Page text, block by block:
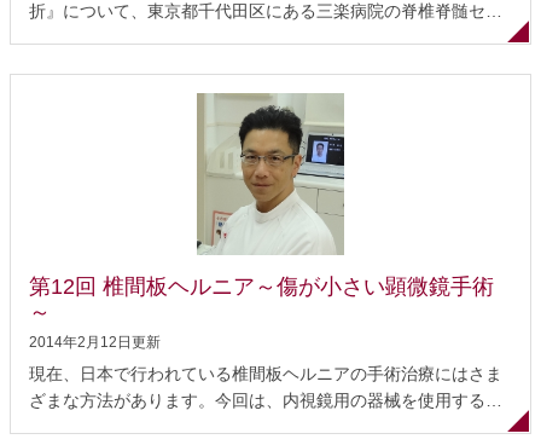
折』について、東京都千代田区にある三楽病院の脊椎脊髄セン
ター長 佐野《さの》 茂夫《しげお》先生にお話を伺いました。
2,700例以上の脊椎インストゥルメンテーション手術経験を持つ
スペシャリストです。 骨粗しょう症性脊椎骨折とは 症状 診断
治療 高齢者の脊椎手術 退院後に気をつけること まとめ 骨粗し
ょう症性脊椎骨折とは 骨粗しょう症というのは、骨の強度が低
下してもろくなり、容易に骨折を起こす病気です。それによっ
て起こる骨折が骨粗しょう症性骨折です。骨折が起こ りやすい
部位は、転んだ時に手をついて骨折する「手首」、「太ももの
付け根（大腿骨頚部骨折）」、そして「脊椎」です。 骨粗しょ
う症性脊椎骨折には、椎体がつぶれるだけの「圧迫骨折」と、
骨片がはじかれて後方に飛び出す「破裂骨折」...
第12回 椎間板ヘルニア～傷が小さい顕微鏡手術
～
2014年2月12日更新
現在、日本で行われている椎間板ヘルニアの手術治療にはさま
ざまな方法があります。今回は、内視鏡用の器械を使用するこ